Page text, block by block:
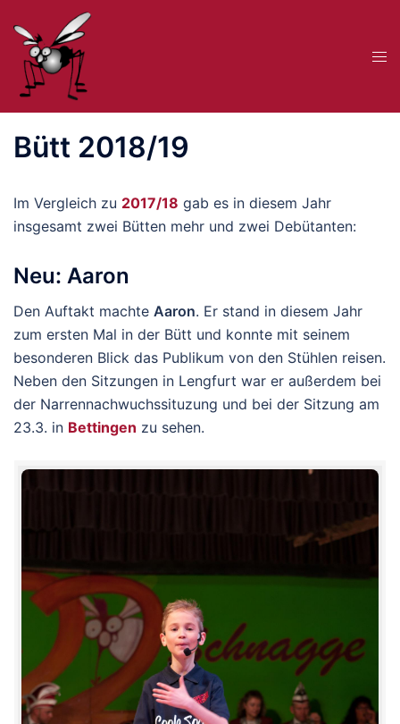
Inhalt
springen
Bütt 2018/19
Im Vergleich zu 2017/18 gab es in diesem Jahr
insgesamt zwei Bütten mehr und zwei Debütanten:
Neu: Aaron
Den Auftakt machte Aaron. Er stand in diesem Jahr
zum ersten Mal in der Bütt und konnte mit seinem
besonderen Blick das Publikum von den Stühlen reisen.
Neben den Sitzungen in Lengfurt war er außerdem bei
der Narrennachwuchssituzung und bei der Sitzung am
23.3. in Bettingen zu sehen.